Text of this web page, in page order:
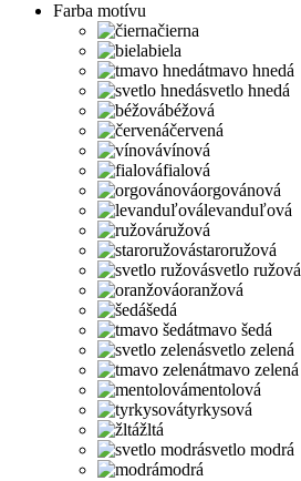
Farba motívu
čierna
biela
tmavo hnedá
svetlo hnedá
béžová
červená
vínová
fialová
orgovánová
levanduľová
ružová
staroružová
svetlo ružová
oranžová
šedá
tmavo šedá
svetlo zelená
tmavo zelená
mentolová
tyrkysová
žltá
svetlo modrá
modrá